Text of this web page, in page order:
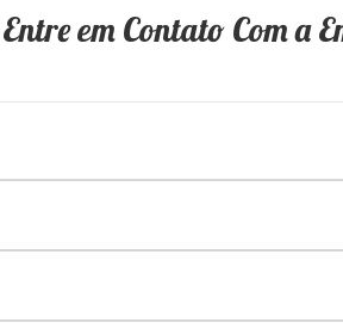
Entre em Contato Com a